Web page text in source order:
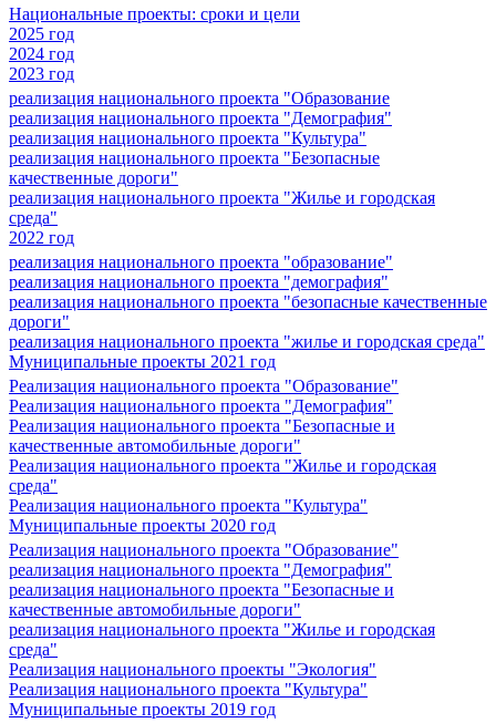
Национальные проекты: сроки и цели
2025 год
2024 год
2023 год
реализация национального проекта "Образование
реализация национального проекта "Демография"
реализация национального проекта "Культура"
реализация национального проекта "Безопасные
качественные дороги"
реализация национального проекта "Жилье и городская
среда"
2022 год
реализация национального проекта "образование"
реализация национального проекта "демография"
реализация национального проекта "безопасные качественные
дороги"
реализация национального проекта "жилье и городская среда"
Муниципальные проекты 2021 год
Реализация национального проекта "Образование"
Реализация национального проекта "Демография"
Реализация национального проекта "Безопасные и
качественные автомобильные дороги"
Реализация национального проекта "Жилье и городская
среда"
Реализация национального проекта "Культура"
Муниципальные проекты 2020 год
Реализация национального проекта "Образование"
реализация национального проекта "Демография"
реализация национального проекта "Безопасные и
качественные автомобильные дороги"
реализация национального проекта "Жилье и городская
среда"
Реализация национального проекты "Экология"
Реализация национального проекта "Культура"
Муниципальные проекты 2019 год